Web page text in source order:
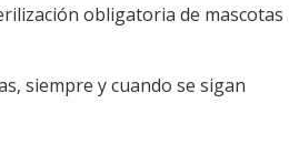
obligatoria de mascotas
siempre y cuando se sigan